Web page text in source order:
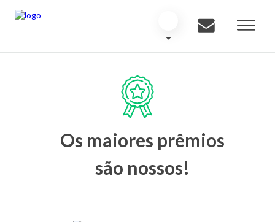
Os maiores prêmios
são nossos!